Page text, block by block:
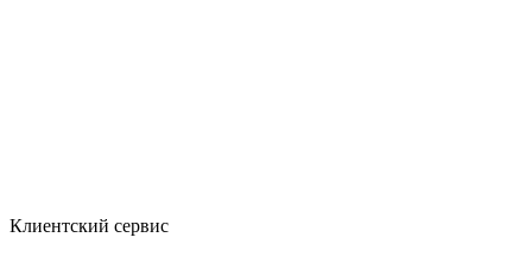
Клиентский сервис